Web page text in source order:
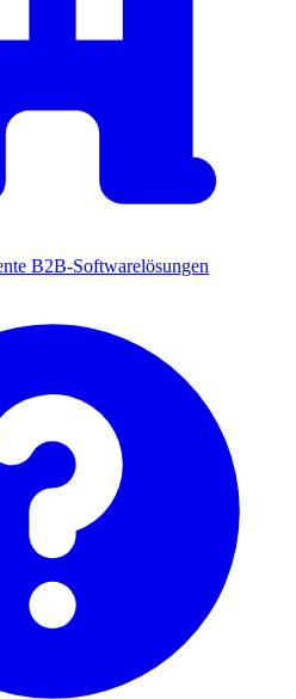
B2B-Softwarelösungen